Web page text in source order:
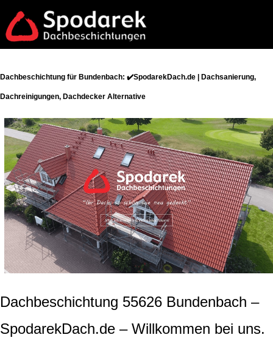
Dachbeschichtung für Bundenbach: ✔️SpodarekDach.de | Dachsanierung,
Dachreinigungen, Dachdecker Alternative
Dachbeschichtung 55626 Bundenbach –
SpodarekDach.de – Willkommen bei uns.